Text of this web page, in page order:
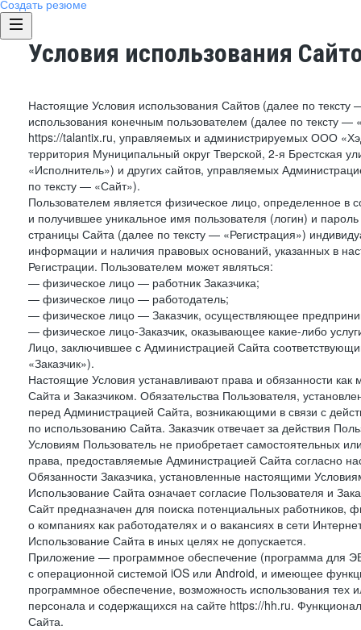
Создать резюме
Условия использования
Настоящие Условия использования Сайтов (далее по
использования конечным пользователем (далее по тексту
https://talantix.ru, управляемых и администрируемых ООО
территория Муниципальный округ Тверской, 2-я
«Исполнитель») и других сайтов, управляемых
по тексту — «Сайт»).
Пользователем является физическое лицо, определенное в
и получившее уникальное имя пользователя (логин) и
страницы Сайта (далее по тексту — «Регистрация»)
информации и наличия правовых оснований, указанных в
Регистрации. Пользователем может являться:
— физическое лицо — работник Заказчика;
— физическое лицо — работодатель;
— физическое лицо — Заказчик, осуществляющее
— физическое лицо-Заказчик, оказывающее какие-либо
Лицо, заключившее с Администрацией Сайта
«Заказчик»).
Настоящие Условия устанавливают права и обязанности
Сайта и Заказчиком. Обязательства Пользователя,
перед Администрацией Сайта, возникающими в связи с
по использованию Сайта. Заказчик отвечает за действия
Условиям Пользователь не приобретает самостоятельных
права, предоставляемые Администрацией Сайта согласно
Обязанности Заказчика, установленные настоящими
Использование Сайта означает согласие Пользователя и
Сайт предназначен для поиска потенциальных
о компаниях как работодателях и о вакансиях в сети
Использование Сайта в иных целях не допускается.
Приложение — программное обеспечение (программа для
с операционной системой iOS или Android, и имеющее
программное обеспечение, возможность использования
персонала и содержащихся на сайте https://hh.ru.
Сайта.